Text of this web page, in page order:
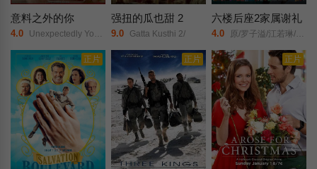
意料之外的你
4.0 Unexpectedly Yours/
强扭的瓜也甜 2
9.0 Gatta Kusthi 2/
六楼后座2家属谢礼
4.0 原/罗子溢/江若琳/陆永/郑诗君/曾志伟/林嘉欣/卢巧音/周俊伟/
正片 正片 正片